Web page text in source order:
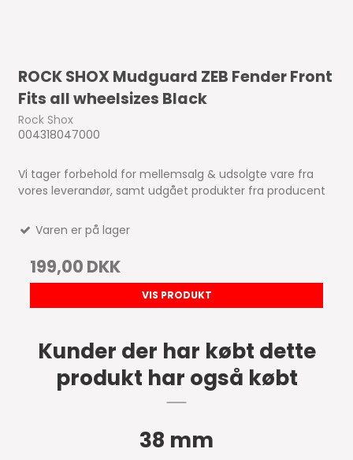
ROCK SHOX Mudguard ZEB Fender Front
Fits all wheelsizes Black
Rock Shox
004318047000
Vi tager forbehold for mellemsalg & udsolgte vare fra
vores leverandør, samt udgået produkter fra producent
Varen er på lager
199,00 DKK
VIS PRODUKT
Kunder der har købt dette
produkt har også købt
38 mm